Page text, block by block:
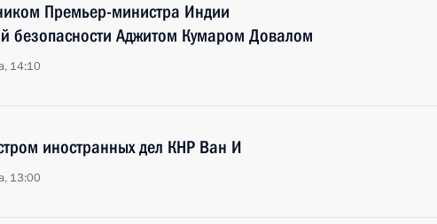
Премьер-министра Индии
безопасности Аджитом Кумаром Довалом
14:10
иностранных дел КНР Ван И
13:00